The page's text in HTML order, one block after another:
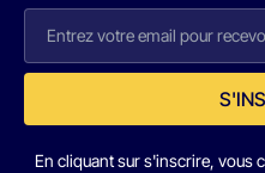
En cliquant sur s'inscrire, vous